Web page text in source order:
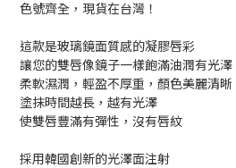
色號齊全，現貨在台灣！
這款是玻璃鏡面質感的凝膠唇彩
讓您的雙唇像鏡子一樣飽滿油潤有光澤
柔軟濕潤，輕盈不厚重，顏色美麗清晰
塗抹時間越長，越有光澤
使雙唇豐滿有彈性，沒有唇紋
採用韓國創新的光澤面注射